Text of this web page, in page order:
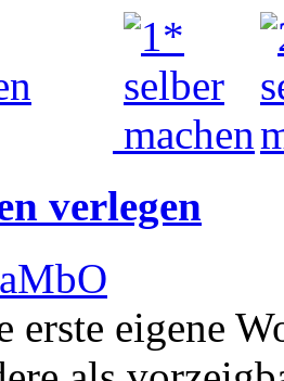
verlegen
erste eigene